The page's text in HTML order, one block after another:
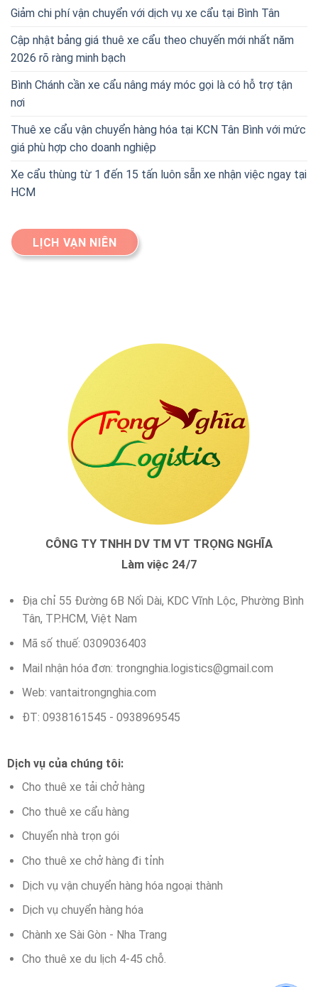
Giảm chi phí vận chuyển với dịch vụ xe cẩu tại Bình Tân
Cập nhật bảng giá thuê xe cẩu theo chuyến mới nhất năm
2026 rõ ràng minh bạch
Bình Chánh cần xe cẩu nâng máy móc gọi là có hỗ trợ tận
nơi
Thuê xe cẩu vận chuyển hàng hóa tại KCN Tân Bình với mức
giá phù hợp cho doanh nghiệp
Xe cẩu thùng từ 1 đến 15 tấn luôn sẵn xe nhận việc ngay tại
HCM
LỊCH VẠN NIÊN
CÔNG TY TNHH DV TM VT TRỌNG NGHĨA
Làm việc 24/7
Địa chỉ 55 Đường 6B Nối Dài, KDC Vĩnh Lộc, Phường Bình
Tân, TP.HCM, Việt Nam
Mã số thuế: 0309036403
Mail nhận hóa đơn: trongnghia.logistics@gmail.com
Web: vantaitrongnghia.com
ĐT: 0938161545 - 0938969545
Dịch vụ của chúng tôi:
Cho thuê xe tải chở hàng
Cho thuê xe cẩu hàng
Chuyển nhà trọn gói
Cho thuê xe chở hàng đi tỉnh
Dịch vụ vận chuyển hàng hóa ngoại thành
Dịch vụ chuyển hàng hóa
Chành xe Sài Gòn - Nha Trang
Cho thuê xe du lịch 4-45 chỗ.